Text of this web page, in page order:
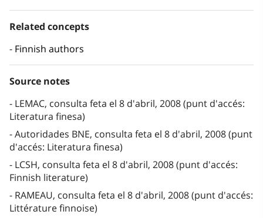
Related concepts
Finnish authors
Source notes
LEMAC, consulta feta el 8 d'abril, 2008 (punt d'accés:
Literatura finesa)
Autoridades BNE, consulta feta el 8 d'abril, 2008 (punt
d'accés: Literatura finesa)
LCSH, consulta feta el 8 d'abril, 2008 (punt d'accés:
Finnish literature)
RAMEAU, consulta feta el 8 d'abril, 2008 (punt d'accés:
Littérature finnoise)